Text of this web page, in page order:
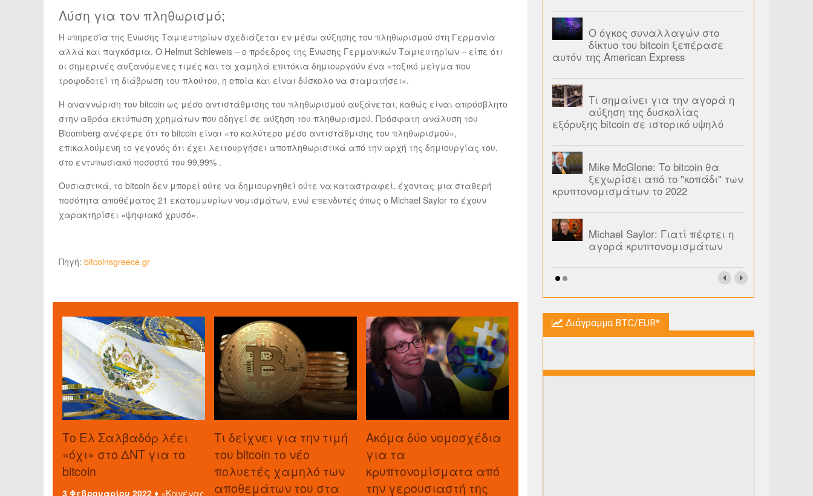
Λύση για τον πληθωρισμό;
Η υπηρεσία της Ένωσης Ταμιευτηρίων σχεδιάζεται εν μέσω αύξησης του πληθωρισμού στη Γερμανία
αλλά και παγκόσμια. Ο Helmut Schleweis – ο πρόεδρος της Ένωσης Γερμανικών Ταμιευτηρίων – είπε ότι
οι σημερινές αυξανόμενες τιμές και τα χαμηλά επιτόκια δημιουργούν ένα «τοξικό μείγμα που
τροφοδοτεί τη διάβρωση του πλούτου, η οποία και είναι δύσκολο να σταματήσει».
H αναγνώριση του bitcoin ως μέσο αντιστάθμισης του πληθωρισμού αυξάνεται, καθώς είναι απρόσβλητο
στην αθρόα εκτύπωση χρημάτων που οδηγεί σε αύξηση του πληθωρισμού. Πρόσφατη ανάλυση του
Bloomberg ανέφερε ότι το bitcoin είναι «το καλύτερο μέσο αντιστάθμισης του πληθωρισμού»,
επικαλούμενη το γεγονός ότι έχει λειτουργήσει αποπληθωριστικά από την αρχή της δημιουργίας του,
στο εντυπωσιακό ποσοστό του 99,99% .
Ουσιαστικά, το bitcoin δεν μπορεί ούτε να δημιουργηθεί ούτε να καταστραφεί, έχοντας μια σταθερή
ποσότητα αποθέματος 21 εκατομμυρίων νομισμάτων, ενώ επενδυτές όπως ο Michael Saylor το έχουν
χαρακτηρίσει «ψηφιακό χρυσό».
Πηγή: bitcoinsgreece.gr
Το Ελ Σαλβαδόρ λέει
«όχι» στο ΔΝΤ για το
bitcoin
3 Φεβρουαρίου 2022 ♦ «Κανένας
Τι δείχνει για την τιμή
του bitcoin το νέο
πολυετές χαμηλό των
αποθεμάτων του στα
Ακόμα δύο νομοσχέδια
για τα
κρυπτονομίσματα από
την γερουσιαστή της
Ο όγκος συναλλαγών στο
δίκτυο του bitcoin ξεπέρασε
αυτόν της American Express
Τι σημαίνει για την αγορά η
αύξηση της δυσκολίας
εξόρυξης bitcoin σε ιστορικό υψηλό
Mike McGlone: Το bitcoin θα
ξεχωρίσει από το "κοπάδι" των
κρυπτονομισμάτων το 2022
Michael Saylor: Γιατί πέφτει η
αγορά κρυπτονομισμάτων
Διάγραμμα BTC/EUR*